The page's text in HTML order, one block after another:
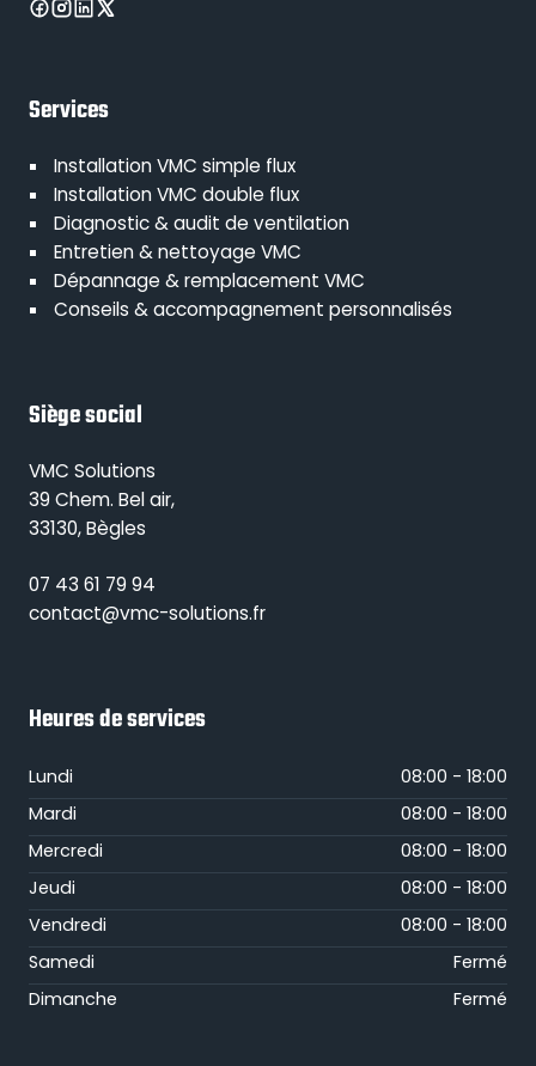
Services
Installation VMC simple flux
Installation VMC double flux
Diagnostic & audit de ventilation
Entretien & nettoyage VMC
Dépannage & remplacement VMC
Conseils & accompagnement personnalisés
Siège social
VMC Solutions
39 Chem. Bel air,
33130, Bègles
07 43 61 79 94
contact@vmc-solutions.fr
Heures de services
Lundi
08:00 - 18:00
Mardi
08:00 - 18:00
Mercredi
08:00 - 18:00
Jeudi
08:00 - 18:00
Vendredi
08:00 - 18:00
Samedi
Fermé
Dimanche
Fermé